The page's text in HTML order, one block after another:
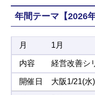
年間テーマ【2026年
1月
経営改善シ
大阪1/21(